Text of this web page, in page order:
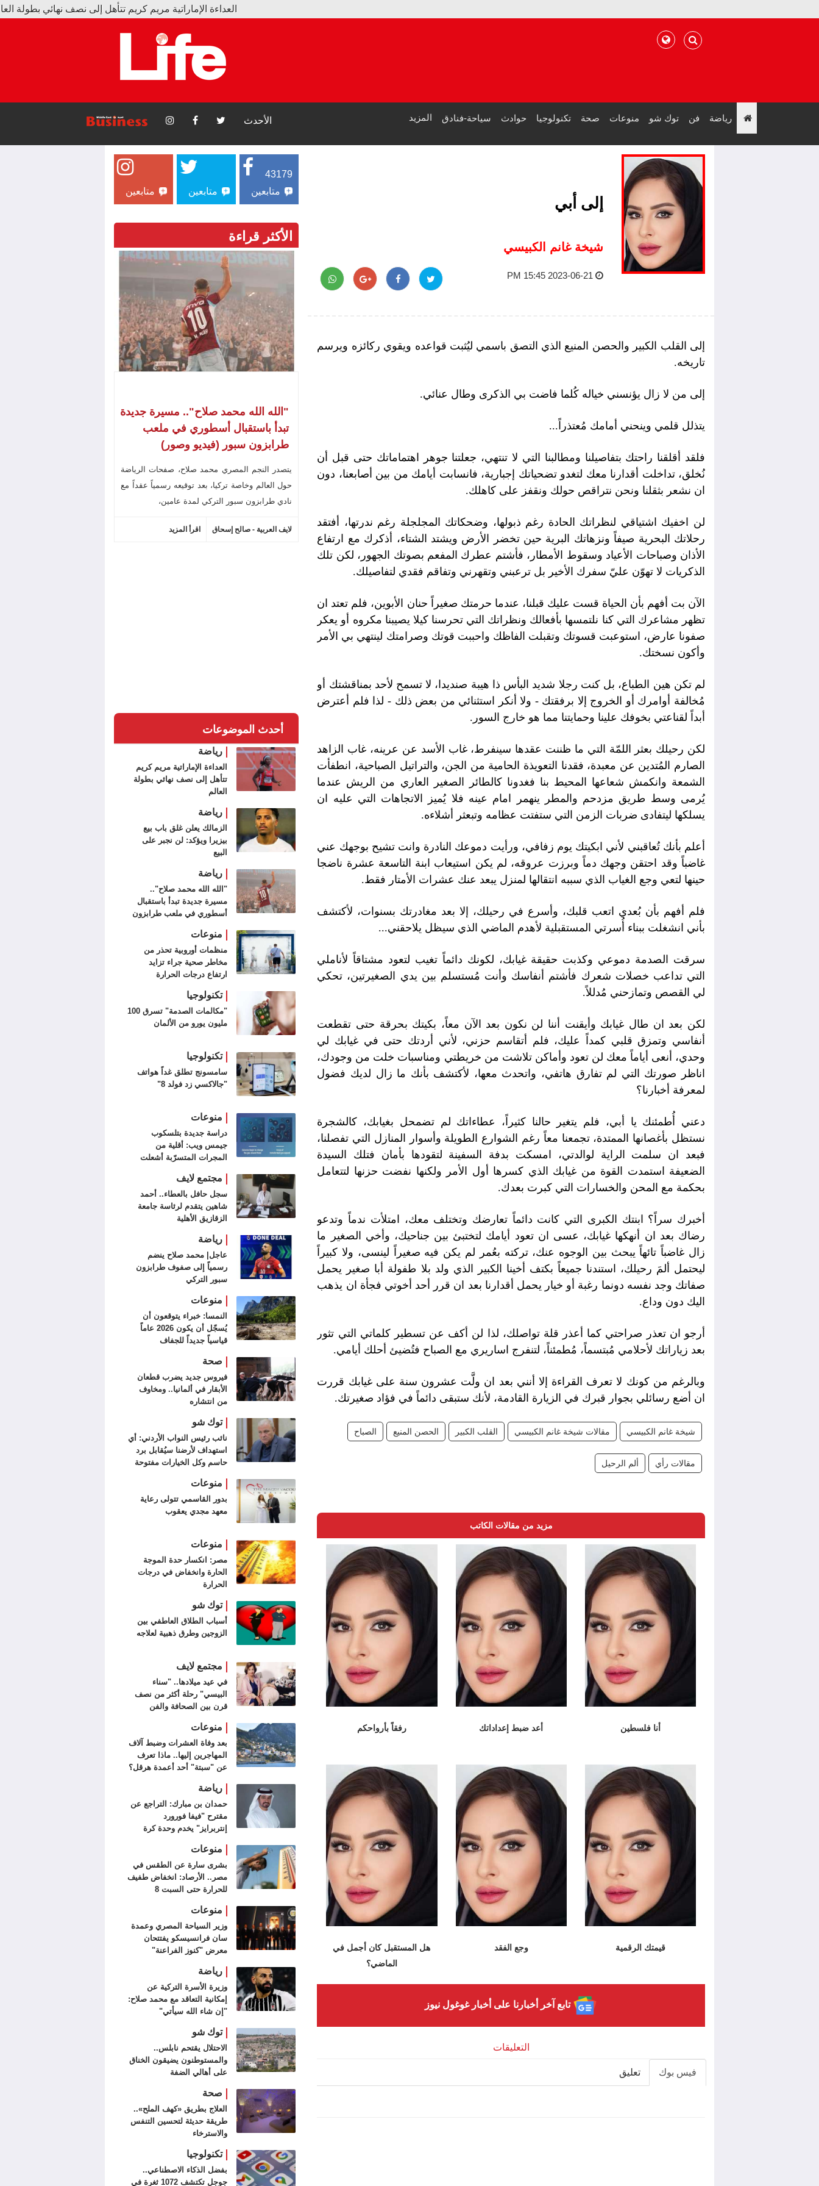
العداءة الإماراتية مريم كريم تتأهل إلى نصف نهائي بطولة العالم
رياضة فن توك شو منوعات صحة تكنولوجيا حوادث سياحة-فنادق المزيد الأحدث
إلى أبي
شيخة غانم الكبيسي
2023-06-21 15:45 PM
إلى القلب الكبير والحصن المنيع الذي التصق باسمي ليُثبت قواعده ويقوي ركائزه ويرسم
تاريخه.
إلى من لا زال يؤنسني خياله كُلما فاضت بي الذكرى وطال عنائي.
يتذلل قلمي وينحني أمامك مُعتذراً...
فلقد أقلقنا راحتك بتفاصيلنا ومطالبنا التي لا تنتهي، جعلتنا جوهر اهتماماتك حتى قبل أن
نُخلق، تداخلت أقدارنا معك لتغدو تضحياتك إجبارية، فانسابت أيامك من بين أصابعنا، دون
ان نشعر بثقلنا ونحن نتراقص حولك ونقفز على كاهلك.
لن اخفيك اشتياقي لنظراتك الحادة رغم ذبولها، وضحكاتك المجلجلة رغم ندرتها، أفتقد
رحلاتك البحرية صيفاً ونزهاتك البرية حين تخضر الأرض ويشتد الشتاء، أذكرك مع ارتفاع
الأذان وصباحات الأعياد وسقوط الأمطار، فأشتم عطرك المفعم بصوتك الجهور، لكن تلك
الذكريات لا تهوّن عليّ سفرك الأخير بل ترعبني وتقهرني وتفاقم فقدي لتفاصيلك.
الآن بت أفهم بأن الحياة قست عليك قبلنا، عندما حرمتك صغيراً حنان الأبوين، فلم تعتد ان
تظهر مشاعرك التي كنا نلتمسها بأفعالك ونظراتك التي تحرسنا كيلا يصيبنا مكروه أو يعكر
صفونا عارض، استوعبت قسوتك وتقبلت الفاظك واحببت قوتك وصرامتك لينتهي بي الأمر
وأكون نسختك.
لم تكن هين الطباع، بل كنت رجلا شديد البأس ذا هيبة صنديدا، لا تسمح لأحد بمناقشتك أو
مُخالفة أوامرك أو الخروج إلا برفقتك - ولا أنكر استثنائي من بعض ذلك - لذا فلم أعترض
أبداً لقناعتي بخوفك علينا وحمايتنا مما هو خارج السور.
لكن رحيلك بعثر اللمّة التي ما ظننت عقدها سينفرط، غاب الأسد عن عرينه، غاب الزاهد
الصارم المُتدين عن معبدة، فقدنا التعويذة الحامية من الجن، والتراتيل الصباحية، انطفأت
الشمعة وانكمش شعاعها المحيط بنا فغدونا كالطائر الصغير العاري من الريش عندما
يُرمى وسط طريق مزدحم والمطر ينهمر امام عينه فلا يُميز الاتجاهات التي عليه ان
يسلكها ليتفادى ضربات الزمن التي ستفتت عظامه وتبعثر أشلاءه.
أعلم بأنك تُعاقبني لأني ابكيتك يوم زفافي، ورأيت دموعك النادرة وانت تشيح بوجهك عني
غاضباً وقد احتقن وجهك دماً وبرزت عروقه، لم يكن استيعاب ابنة التاسعة عشرة ناضجا
حينها لتعي وجع الغياب الذي سببه انتقالها لمنزل يبعد عنك عشرات الأمتار فقط.
فلم أفهم بأن بُعدي اتعب قلبك، وأسرع في رحيلك، إلا بعد مغادرتك بسنوات، لأكتشف
بأني انشغلت ببناء أُسرتي المستقبلية لأهدم الماضي الذي سيظل يلاحقني...
سرقت الصدمة دموعي وكذبت حقيقة غيابك، لكونك دائماً تغيب لتعود مشتاقاً لأناملي
التي تداعب خصلات شعرك فأشتم أنفاسك وأنت مُستسلم بين يدي الصغيرتين، تحكي
لي القصص وتمازحني مُدللاً.
لكن بعد ان طال غيابك وأيقنت أننا لن نكون بعد الآن معاً، بكيتك بحرقة حتى تقطعت
أنفاسي وتمزق قلبي كمداً عليك، فلم أتقاسم حزني، لأني أردتك حتى في غيابك لي
وحدي، أنعى أياماً معك لن تعود وأماكن تلاشت من خريطتي ومناسبات خلت من وجودك،
اناظر صورتك التي لم تفارق هاتفي، واتحدث معها، لأكتشف بأنك ما زال لديك فضول
لمعرفة أخبارنا؟
دعني أُطمئنك يا أبي، فلم يتغير حالنا كثيراً، عطاءاتك لم تضمحل بغيابك، كالشجرة
نستظل بأغصانها الممتدة، تجمعنا معاً رغم الشوارع الطويلة وأسوار المنازل التي تفصلنا،
فبعد ان سلمت الراية لوالدتي، امسكت بدفة السفينة لتقودها بأمان فتلك السيدة
الضعيفة استمدت القوة من غيابك الذي كسرها أول الأمر ولكنها نفضت حزنها لتتعامل
بحكمة مع المحن والخسارات التي كبرت بعدك.
أخبرك سراً؟ ابنتك الكبرى التي كانت دائماً تعارضك وتختلف معك، امتلأت ندماً وتدعو
رضاك بعد ان أنهكها غيابك، عسى ان تعود أيامك لتختبئ بين جناحيك، وأخي الصغير ما
زال غاضباً تائهاً يبحث بين الوجوه عنك، تركته بعُمر لم يكن فيه صغيراً لينسى، ولا كبيراً
ليحتمل ألمَ رحيلك، استندنا جميعاً بكتف أخينا الكبير الذي ولد بلا طفولة أبا صغير يحمل
صفاتك وجد نفسه دونما رغبة أو خيار يحمل أقدارنا بعد ان قرر أحد أخوتي فجأة ان يذهب
اليك دون وداع.
أرجو ان تعذر صراحتي كما أعذر قلة تواصلك، لذا لن أكف عن تسطير كلماتي التي تثور
بعد زياراتك لأحلامي مُبتسماً، مُطمئناً، لتنفرج اساريري مع الصباح فتُضيئ أحلك أيامي.
وبالرغم من كونك لا تعرف القراءة إلا أنني بعد ان ولَّت عشرون سنة على غيابك قررت
ان أضع رسائلي بجوار قبرك في الزيارة القادمة، لأنك ستبقى دائماً في فؤاد صغيرتك.
شيخة غانم الكبيسي مقالات شيخة غانم الكبيسي القلب الكبير الحصن المنيع الصباح
مقالات رأي ألم الرحيل
مزيد من مقالات الكاتب
أنا فلسطين أعد ضبط إعداداتك رفقاً بأرواحكم
قيمتك الرقمية وجع الفقد
هل المستقبل كان أجمل في
الماضي؟
تابع آخر أخبارنا على أخبار غوغول نيوز
التعليقات
فيس بوك تعليق
43179
متابعين
متابعين متابعين
الأكثر قراءة
"الله الله محمد صلاح".. مسيرة جديدة
تبدأ باستقبال أسطوري في ملعب
طرابزون سبور (فيديو وصور)
يتصدر النجم المصري محمد صلاح، صفحات الرياضة
حول العالم وخاصة تركيا، بعد توقيعه رسمياً عقداً مع
نادي طرابزون سبور التركي لمدة عامين،
لايف العربية - صالح إسحاق اقرأ المزيد
أحدث الموضوعات
رياضة
العداءة الإماراتية مريم كريم
تتأهل إلى نصف نهائي بطولة
العالم
رياضة
الزمالك يعلن غلق باب بيع
بيزيرا ويؤكد: لن نجبر على
البيع
رياضة
"الله الله محمد صلاح"..
مسيرة جديدة تبدأ باستقبال
أسطوري في ملعب طرابزون
منوعات
منظمات أوروبية تحذر من
مخاطر صحية جراء تزايد
ارتفاع درجات الحرارة
تكنولوجيا
"مكالمات الصدمة" تسرق 100
مليون يورو من الألمان
تكنولوجيا
سامسونج تطلق غداً هواتف
"جالاكسي زد فولد 8"
منوعات
دراسة جديدة بتلسكوب
جيمس ويب: أقلية من
المجرات المتسرّبة أشعلت
مجتمع لايف
سجل حافل بالعطاء.. أحمد
شاهين يتقدم لرئاسة جامعة
الزقازيق الأهلية
رياضة
عاجل| محمد صلاح ينضم
رسمياً إلى صفوف طرابزون
سبور التركي
منوعات
النمسا: خبراء يتوقعون أن
يُسجّل أن يكون 2026 عاماً
قياسياً جديداً للجفاف
صحة
فيروس جديد يضرب قطعان
الأبقار في ألمانيا.. ومخاوف
من انتشاره
توك شو
نائب رئيس النواب الأردني: أي
استهداف لأرضنا سيُقابل برد
حاسم وكل الخيارات مفتوحة
منوعات
بدور القاسمي تتولى رعاية
معهد مجدي يعقوب
منوعات
مصر: انكسار حدة الموجة
الحارة وانخفاض في درجات
الحرارة
توك شو
أسباب الطلاق العاطفي بين
الزوجين وطرق ذهبية لعلاجه
مجتمع لايف
في عيد ميلادها.. "سناء
البيسي" رحلة أكثر من نصف
قرن بين الصحافة والفن
منوعات
بعد وفاة العشرات وضبط آلاف
المهاجرين إليها.. ماذا تعرف
عن "سبتة" أحد أعمدة هرقل؟
رياضة
حمدان بن مبارك: التراجع عن
مقترح "فيفا فورورد
إنتربرايز" يخدم وحدة كرة
منوعات
بشرى سارة عن الطقس في
مصر.. الأرصاد: انخفاض طفيف
للحرارة حتى السبت 8
منوعات
وزير السياحة المصري وعمدة
سان فرانسيسكو يفتتحان
معرض "كنوز الفراعنة"
رياضة
وزيرة الأسرة التركية عن
إمكانية التعاقد مع محمد صلاح:
"إن شاء الله سيأتي"
توك شو
الاحتلال يقتحم نابلس..
والمستوطنون يضيقون الخناق
على أهالي الضفة
صحة
العلاج بطريق «كهف الملح»..
طريقة حديثة لتحسين التنفس
والاسترخاء
تكنولوجيا
بفضل الذكاء الاصطناعي..
جوجل تكتشف 1072 ثغرة في